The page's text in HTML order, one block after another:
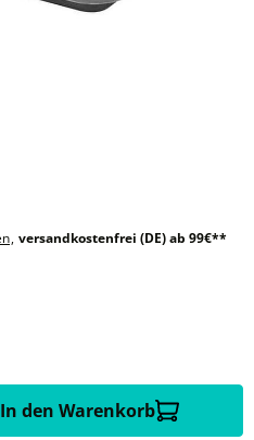
, versandkostenfrei (DE) ab 99€**
In den Warenkorb